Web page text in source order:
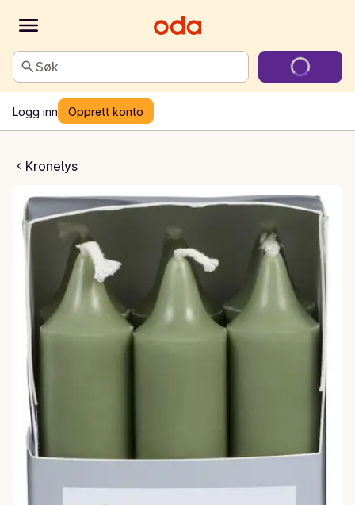
Søk
Logg inn Opprett konto
Kronelys
kronelys